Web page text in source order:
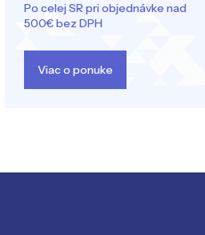
Po celej SR pri objednávke nad
500€ bez DPH
Viac o ponuke